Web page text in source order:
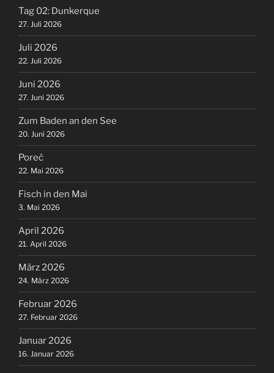
Tag 02: Dunkerque
27. Juli 2026
Juli 2026
22. Juli 2026
Juni 2026
27. Juni 2026
Zum Baden an den See
20. Juni 2026
Poreč
22. Mai 2026
Fisch in den Mai
3. Mai 2026
April 2026
21. April 2026
März 2026
24. März 2026
Februar 2026
27. Februar 2026
Januar 2026
16. Januar 2026